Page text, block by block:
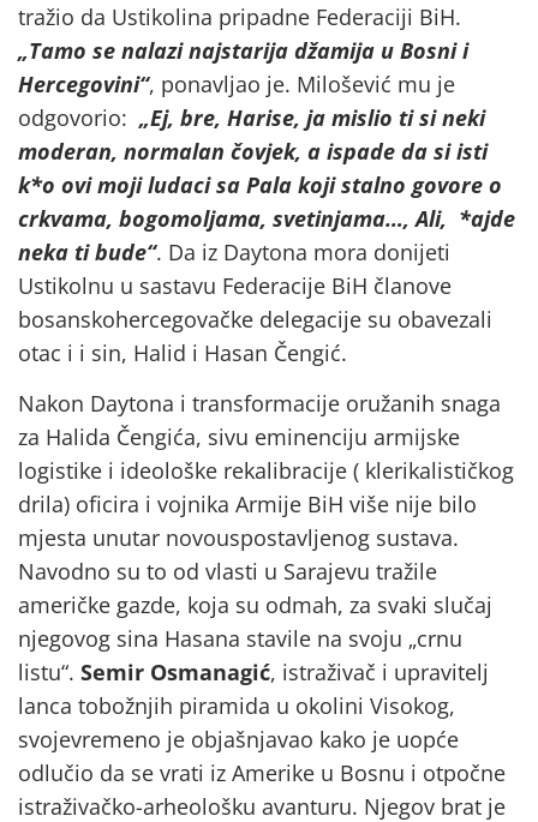
tražio da Ustikolina pripadne Federaciji BiH.
„Tamo se nalazi najstarija džamija u Bosni i
Hercegovini“, ponavljao je. Milošević mu je
odgovorio: „Ej, bre, Harise, ja mislio ti si neki
moderan, normalan čovjek, a ispade da si isti
k*o ovi moji ludaci sa Pala koji stalno govore o
crkvama, bogomoljama, svetinjama…, Ali, *ajde
neka ti bude“. Da iz Daytona mora donijeti
Ustikolnu u sastavu Federacije BiH članove
bosanskohercegovačke delegacije su obavezali
otac i i sin, Halid i Hasan Čengić.
Nakon Daytona i transformacije oružanih snaga
za Halida Čengića, sivu eminenciju armijske
logistike i ideološke rekalibracije ( klerikalističkog
drila) oficira i vojnika Armije BiH više nije bilo
mjesta unutar novouspostavljenog sustava.
Navodno su to od vlasti u Sarajevu tražile
američke gazde, koja su odmah, za svaki slučaj
njegovog sina Hasana stavile na svoju „crnu
listu“. Semir Osmanagić, istraživač i upravitelj
lanca tobožnjih piramida u okolini Visokog,
svojevremeno je objašnjavao kako je uopće
odlučio da se vrati iz Amerike u Bosnu i otpočne
istraživačko-arheološku avanturu. Njegov brat je